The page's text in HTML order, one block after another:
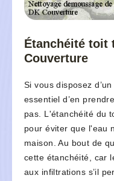
Étanchéité toit
Couverture
Si vous disposez
essentiel d’en
pas. L'étanchéité du
pour éviter que l'eau
maison. Au bout de
cette étanchéité, car
aux infiltrations s’il